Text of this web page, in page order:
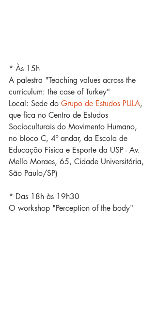
* Às 15h
A palestra "Teaching values across the
curriculum: the case of Turkey"
Local: Sede do Grupo de Estudos PULA,
que fica no Centro de Estudos
Socioculturais do Movimento Humano,
no bloco C, 4º andar, da Escola de
Educação Física e Esporte da USP - Av.
Mello Moraes, 65, Cidade Universitária,
São Paulo/SP)
* Das 18h às 19h30
O workshop "Perception of the body"